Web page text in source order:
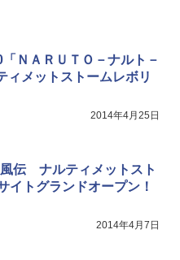
ＮＡＲＵＴＯ－ナルト－
メットストームレボリ
2014年4月25日
風伝 ナルティメットスト
イトグランドオープン！
2014年4月7日